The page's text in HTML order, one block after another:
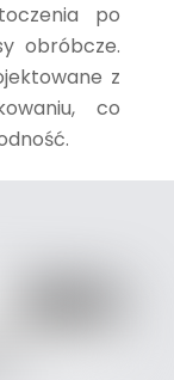
po
obróbcze.
z
co